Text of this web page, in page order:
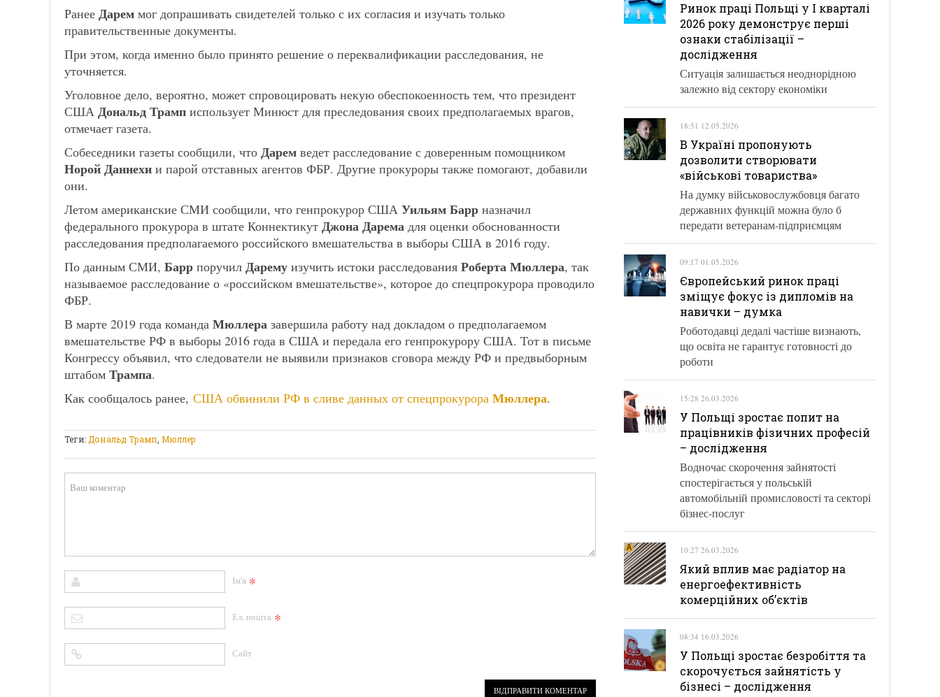
Ранее Дарем мог допрашивать свидетелей только с их согласия и изучать только
правительственные документы.
При этом, когда именно было принято решение о переквалификации расследования, не
уточняется.
Уголовное дело, вероятно, может спровоцировать некую обеспокоенность тем, что президент
США Дональд Трамп использует Минюст для преследования своих предполагаемых врагов,
отмечает газета.
Собеседники газеты сообщили, что Дарем ведет расследование с доверенным помощником
Норой Даннехи и парой отставных агентов ФБР. Другие прокуроры также помогают, добавили
они.
Летом американские СМИ сообщили, что генпрокурор США Уильям Барр назначил
федерального прокурора в штате Коннектикут Джона Дарема для оценки обоснованности
расследования предполагаемого российского вмешательства в выборы США в 2016 году.
По данным СМИ, Барр поручил Дарему изучить истоки расследования Роберта Мюллера, так
называемое расследование о «российском вмешательстве», которое до спецпрокурора проводило
ФБР.
В марте 2019 года команда Мюллера завершила работу над докладом о предполагаемом
вмешательстве РФ в выборы 2016 года в США и передала его генпрокурору США. Тот в письме
Конгрессу объявил, что следователи не выявили признаков сговора между РФ и предвыборным
штабом Трампа.
Как сообщалось ранее, США обвинили РФ в сливе данных от спецпрокурора Мюллера.
Теги: Дональд Трамп Мюллер
Ім'я *
Ел. пошта *
Сайт
Ринок праці Польщі у І кварталі
2026 року демонструє перші
ознаки стабілізації –
дослідження
Ситуація залишається неоднорідною
залежно від сектору економіки
18:51 12.05.2026
В Україні пропонують
дозволити створювати
«військові товариства»
На думку військовослужбовця багато
державних функцій можна було б
передати ветеранам-підприємцям
09:17 01.05.2026
Європейський ринок праці
зміщує фокус із дипломів на
навички – думка
Роботодавці дедалі частіше визнають,
що освіта не гарантує готовності до
роботи
15:28 26.03.2026
У Польщі зростає попит на
працівників фізичних професій
– дослідження
Водночас скорочення зайнятості
спостерігається у польській
автомобільній промисловості та секторі
бізнес-послуг
10:27 26.03.2026
Який вплив має радіатор на
енергоефективність
комерційних об’єктів
08:34 16.03.2026
У Польщі зростає безробіття та
скорочується зайнятість у
бізнесі – дослідження